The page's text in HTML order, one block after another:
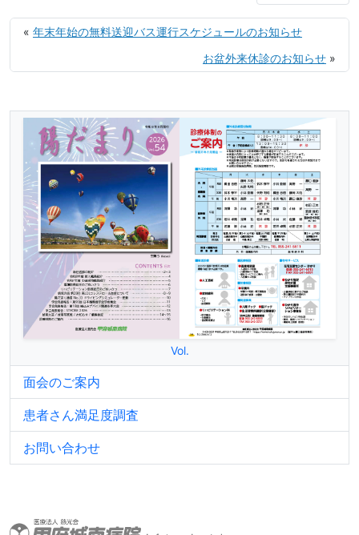
« 年末年始の無料送迎バス運行スケジュールのお知らせ
お盆外来休診のお知らせ »
Vol.
面会のご案内
患者さん満足度調査
お問い合わせ